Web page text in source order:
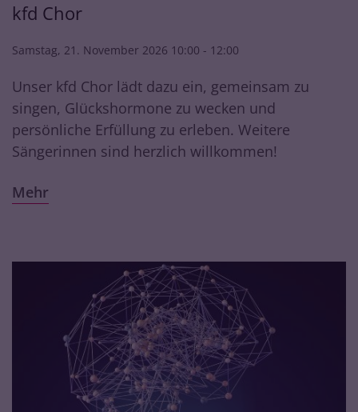
kfd Chor
Samstag, 21. November 2026 10:00 - 12:00
Unser kfd Chor lädt dazu ein, gemeinsam zu
singen, Glückshormone zu wecken und
persönliche Erfüllung zu erleben. Weitere
Sängerinnen sind herzlich willkommen!
Mehr